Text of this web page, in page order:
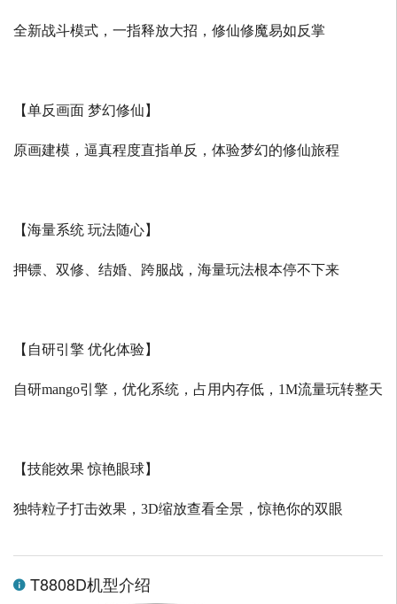
全新战斗模式，一指释放大招，修仙修魔易如反掌
【单反画面 梦幻修仙】
原画建模，逼真程度直指单反，体验梦幻的修仙旅程
【海量系统 玩法随心】
押镖、双修、结婚、跨服战，海量玩法根本停不下来
【自研引擎 优化体验】
自研mango引擎，优化系统，占用内存低， 1M流量玩转整天
【技能效果 惊艳眼球】
独特粒子打击效果， 3D缩放查看全景，惊艳你的双眼
T8808D机型介绍